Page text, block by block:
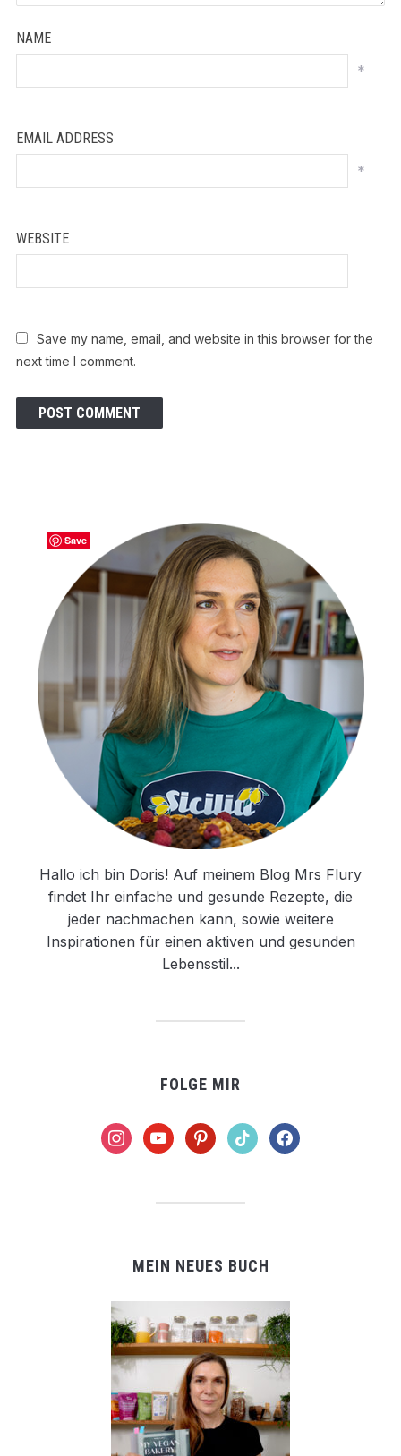
NAME
*
EMAIL ADDRESS
*
WEBSITE
Save my name, email, and website in this browser for the
next time I comment.
Hallo ich bin Doris! Auf meinem Blog Mrs Flury
findet Ihr einfache und gesunde Rezepte, die
jeder nachmachen kann, sowie weitere
Inspirationen für einen aktiven und gesunden
Lebensstil...
FOLGE MIR
instagramyoutubepinteresttiktok facebook
MEIN NEUES BUCH
Save